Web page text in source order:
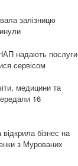
залізницю
надають послуги
сервісом
медицини та
16
бізнес на
з Мурованих